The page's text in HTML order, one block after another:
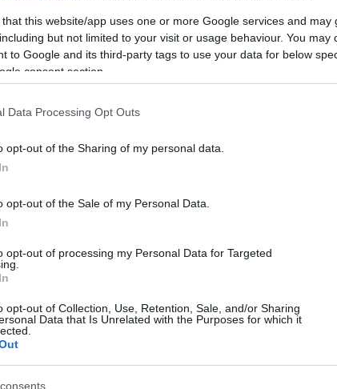
that this website/app uses one or more Google services and may
but not limited to your visit or usage behaviour. You may
to Google and its third-party tags to use your data for below
consent section.
Data Processing Opt Outs
opt-out of the Sharing of my personal data.
opt-out of the Sale of my Personal Data.
opt-out of processing my Personal Data for Targeted
opt-out of Collection, Use, Retention, Sale, and/or Sharing
Data that Is Unrelated with the Purposes for which it
(KSH) legrissebb
mérséklődött.
ezen belül a teherszállítás 18,6, a színház
8,0, a testápolási szolgáltatások 7,3,
üdülés 4,2 százalékkal. A szeszes italok,
3,8 százalékkal.